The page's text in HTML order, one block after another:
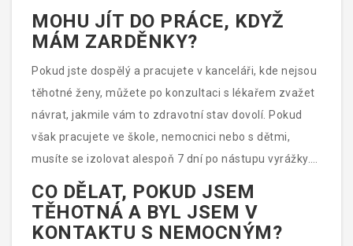
MOHU JÍT DO PRÁCE, KDYŽ
MÁM ZARDĚNKY?
Pokud jste dospělý a pracujete v kanceláři, kde nejsou
těhotné ženy, můžete po konzultaci s lékařem zvažet
návrat, jakmile vám to zdravotní stav dovolí. Pokud
však pracujete ve škole, nemocnici nebo s dětmi,
musíte se izolovat alespoň 7 dní po nástupu vyrážky.
Vždy informujte svého zaměstnavatele o diagnóze.
CO DĚLAT, POKUD JSEM
TĚHOTNÁ A BYL JSEM V
KONTAKTU S NEMOCNÝM?